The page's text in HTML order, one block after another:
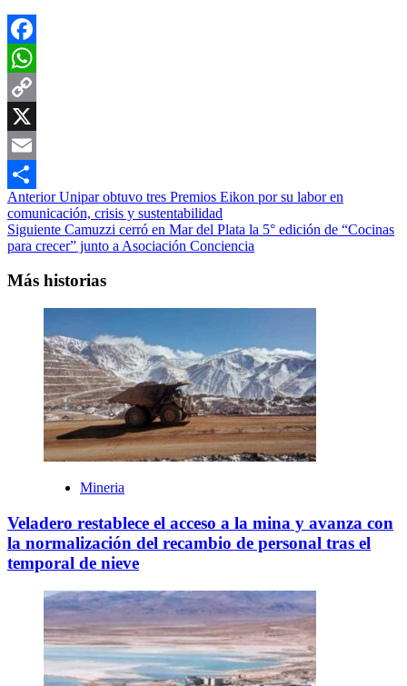
Facebook
WhatsApp
Copy
Link
X
Email
Compartir
Navegación
de
entradas
AnteriorUnipar obtuvo tres Premios Eikon por su labor en
comunicación, crisis y sustentabilidad
Siguiente Camuzzi cerró en Mar del Plata la 5° edición de “Cocinas
para crecer” junto a Asociación Conciencia
Más historias
Mineria
Veladero restablece el acceso a la mina y avanza con
la normalización del recambio de personal tras el
temporal de nieve